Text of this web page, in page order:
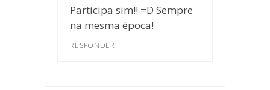
Participa sim!! =D Sempre
na mesma época!
RESPONDER